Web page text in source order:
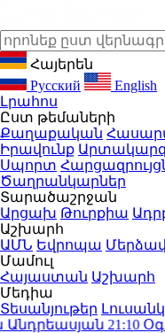
Հայերեն
Русский
English
Լրահոս
Ըստ թեմաների
Քաղաքական
Իրավունք
Սպորտ
Ծաղրանկարներ
Տարածաշրջան
Արցախ Թուրքիա
Աշխարհ
ԱՄՆ Եվրոպա
Մամուլ
Հայաստան Աշխարհ
Մեդիա
Տեսանյութեր
21:10